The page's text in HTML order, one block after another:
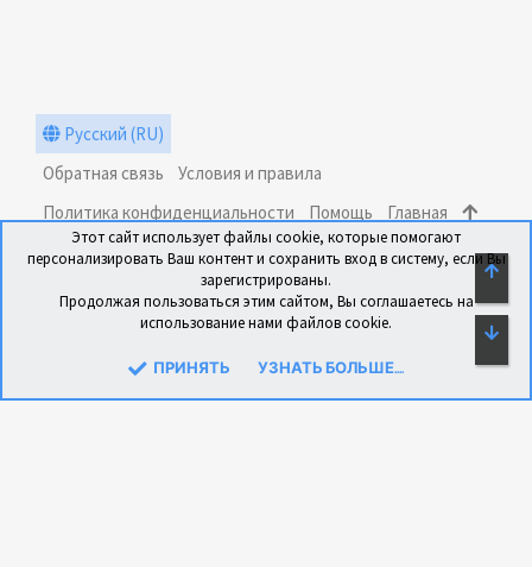
Русский (RU)
Обратная связь
Условия и правила
Политика конфиденциальности
Помощь Главная
Перевод: xen-foro.com.ua
Этот сайт использует файлы cookie, которые помогают
персонализировать Ваш контент и сохранить вход в систему, если Вы
зарегистрированы.
Продолжая пользоваться этим сайтом, Вы соглашаетесь на
использование нами файлов cookie.
ПРИНЯТЬ УЗНАТЬ БОЛЬШЕ....